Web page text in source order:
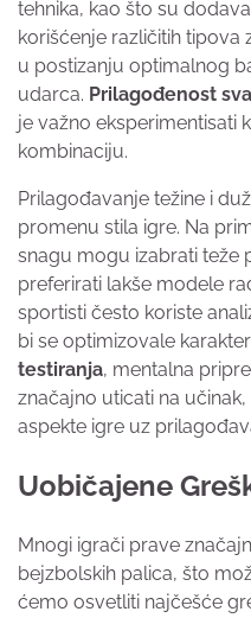
tehnika, kao što su
korišćenje različitih
u postizanju optimalnog
udarca. Prilagođenost
je važno eksperimentisati
kombinaciju.
Prilagođavanje težine i
promenu stila igre. Na
snagu mogu izabrati teže
preferirati lakše modele
sportisti često koriste
bi se optimizovale
testiranja, mentalna
značajno uticati na
aspekte igre uz
Uobičajene
Mnogi igrači prave
bejzbolskih palica, što
ćemo osvetliti najčešće